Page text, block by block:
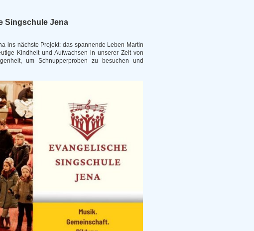
Singschule Jena
ins nächste Projekt: das spannende Leben Martin
Kindheit und Aufwachsen in unserer Zeit von
um Schnupperproben zu besuchen und